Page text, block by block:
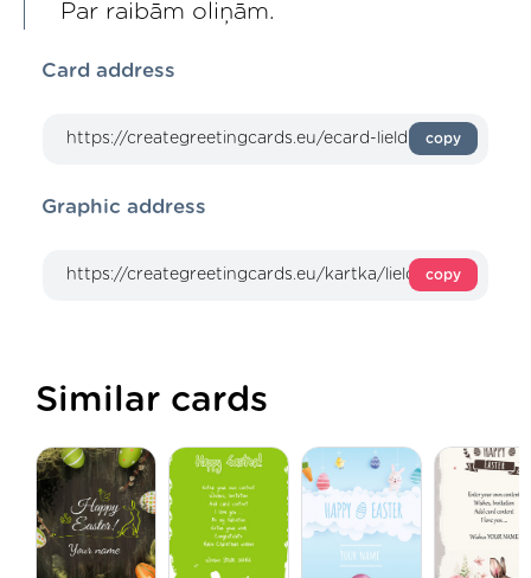
Par raibām oliņām.
Card address
copy
Graphic address
copy
Similar cards